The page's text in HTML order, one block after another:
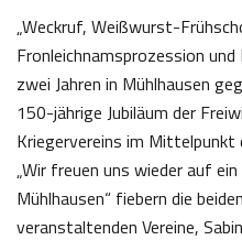
„Weckruf, Weißwurst-
Fronleichnamsprozession
zwei Jahren in Mühlhausen
150-jährige Jubiläum der
Kriegervereins im Mittelpunkt
„Wir freuen uns wieder auf
Mühlhausen“ fiebern die
veranstaltenden Vereine,